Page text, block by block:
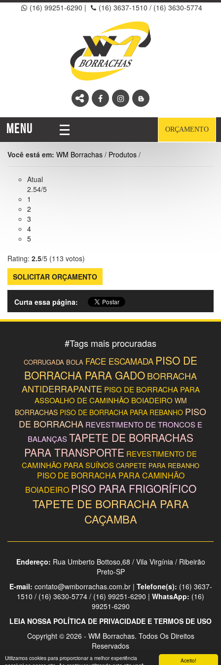
Aceito!
Utilizamos cookies para proporcionar a melhor experiência
(16) 99251-6290 | (16) 3637-1510 / (16) 3630-5774
MENU ORÇAMENTO
Você está em: WM Borrachas / Produtos /
Atual
2.54/5
1
2
3
4
5
Rating: 2.5/5 (113 votos)
SOLICITAR ORÇAMENTO
Curta essa página:
#Tags mais procuradas
CORRUGADA BOLA FACE ESCAMADA PISO DE
BORRACHA PARA GADOBORRACHA
ANTIDERRAPANTE PISO DE BORRACHA PARA
ASSOALHO DE CAMINHÃO BOIADEIRO WM
BORRACHAS PISO DE BORRACHA PARA REBANHO PISO
DE BORRACHA REVESTIMENTO DE TRONCOS E
BALANÇASTAPETE DE BORRACHAS
PARA TRANSPORTE REVESTIMENTO DE
CAMINHÃO PARA SUÍNOS CARPETE PARA REBANHO
PISO DE BORRACHA PARA CAMINHÃO
BOIADEIRO PISO PARA FRIGORÍFICO
TAPETE DE BORRACHA PARA
CAÇAMBA
Endereço: Rua Umberto Bottoso,68 / Vila Virgínia / Ribeirão
Preto-SP
E-mail: contato@wmborrachas.com.br | Telefone(s): (16) 3637-
1510 / (16) 3630-5774 / (16) 99251-6290 | WhatsApp: (16)
99251-6290
LEIA NOSSA POLÍTICA DE PRIVACIDADE E TERMOS DE USO
Copyright © 2026 - WM Borrachas. Todos Os Direitos
Reservados